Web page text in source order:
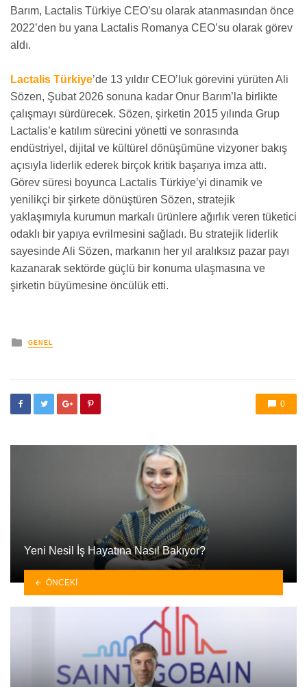
Barım, Lactalis Türkiye CEO’su olarak atanmasından önce
2022’den bu yana Lactalis Romanya CEO’su olarak görev
aldı.
Lactalis Türkiye’de 13 yıldır CEO’luk görevini yürüten Ali
Sözen, Şubat 2026 sonuna kadar Onur Barım’la birlikte
çalışmayı sürdürecek. Sözen, şirketin 2015 yılında Grup
Lactalis’e katılım sürecini yönetti ve sonrasında
endüstriyel, dijital ve kültürel dönüşümüne vizyoner bakış
açısıyla liderlik ederek birçok kritik başarıya imza attı.
Görev süresi boyunca Lactalis Türkiye’yi dinamik ve
yenilikçi bir şirkete dönüştüren Sözen, stratejik
yaklaşımıyla kurumun markalı ürünlere ağırlık veren tüketici
odaklı bir yapıya evrilmesini sağladı. Bu stratejik liderlik
sayesinde Ali Sözen, markanın her yıl aralıksız pazar payı
kazanarak sektörde güçlü bir konuma ulaşmasına ve
şirketin büyümesine öncülük etti.
yayınlanan
GENEL
0
Yeni Nesil İş Hayatına Nasıl Bakıyor?
ÖNCEKI